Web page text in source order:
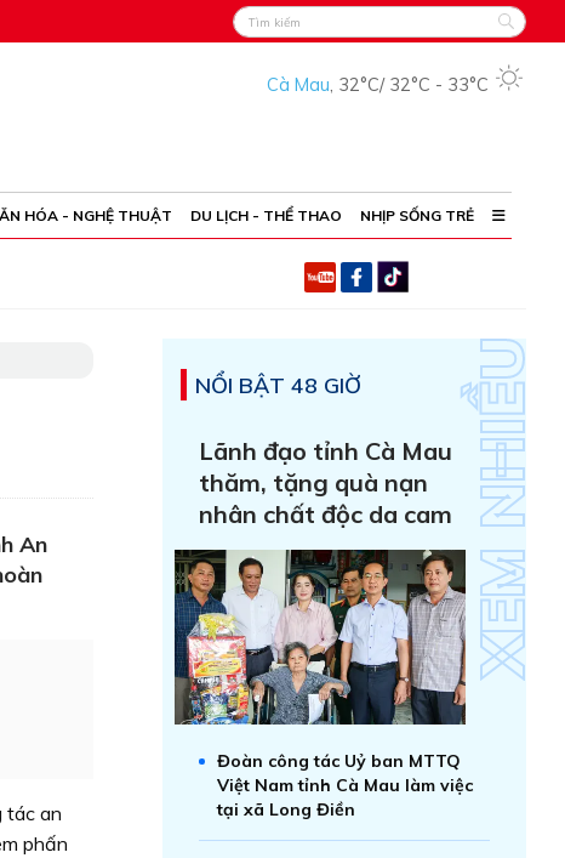
Cà Mau, 32°C/ 32°C - 33°C
HÓA - NGHỆ THUẬT DU LỊCH - THỂ THAO NHỊP SỐNG TRẺ
An
tác an
phấn
NỔI BẬT 48 GIỜ
Lãnh đạo tỉnh Cà Mau
thăm, tặng quà nạn
nhân chất độc da cam
Đoàn công tác Uỷ ban MTTQ
Việt Nam tỉnh Cà Mau làm việc
tại xã Long Điền